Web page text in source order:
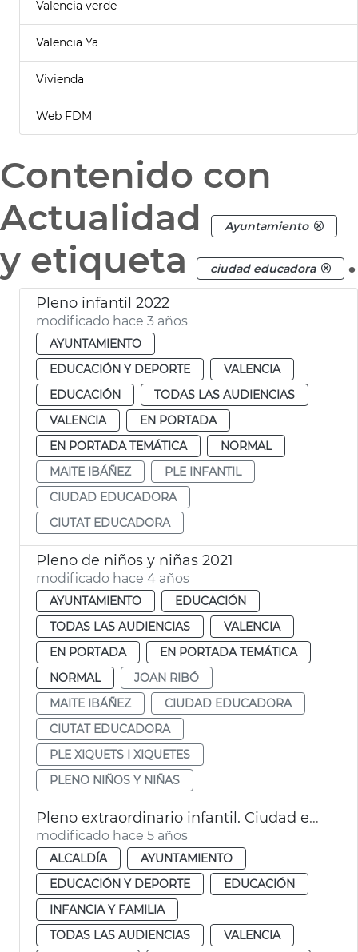
Valencia verde
Valencia Ya
Vivienda
Web FDM
Contenido con
Actualidad
Ayuntamiento
y etiqueta ciudad educadora .
Pleno infantil 2022
modificado hace 3 años
AYUNTAMIENTO
EDUCACIÓN Y DEPORTE
VALENCIA
EDUCACIÓN
TODAS LAS AUDIENCIAS
VALENCIA
EN PORTADA
EN PORTADA TEMÁTICA
NORMAL
MAITE IBÁÑEZ
PLE INFANTIL
CIUDAD EDUCADORA
CIUTAT EDUCADORA
Pleno de niños y niñas 2021
modificado hace 4 años
AYUNTAMIENTO
EDUCACIÓN
TODAS LAS AUDIENCIAS
VALENCIA
EN PORTADA
EN PORTADA TEMÁTICA
NORMAL
JOAN RIBÓ
MAITE IBÁÑEZ
CIUDAD EDUCADORA
CIUTAT EDUCADORA
PLE XIQUETS I XIQUETES
PLENO NIÑOS Y NIÑAS
Pleno extraordinario infantil. Ciudad educadora
modificado hace 5 años
ALCALDÍA
AYUNTAMIENTO
EDUCACIÓN Y DEPORTE
EDUCACIÓN
INFANCIA Y FAMILIA
TODAS LAS AUDIENCIAS
VALENCIA